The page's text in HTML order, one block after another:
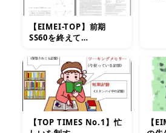
【EIMEI-TOP】前期
SS60を終えて…
【TOP TIMES No.1】忙
【